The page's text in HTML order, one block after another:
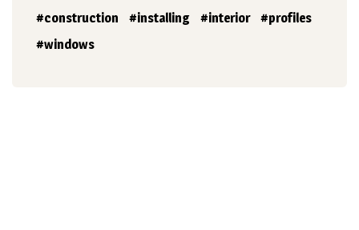
construction installing interior
profiles
windows